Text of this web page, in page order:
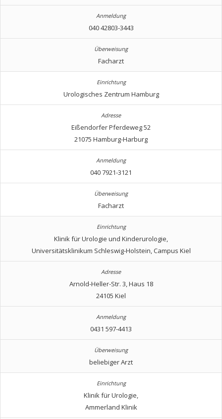
040 42803-3443
Facharzt
Urologisches Zentrum Hamburg
Eißendorfer Pferdeweg 52
21075 Hamburg-Harburg
040 7921-3121
Facharzt
Klinik für Urologie und Kinderurologie,
Universitätsklinikum Schleswig-Holstein, Campus Kiel
Arnold-Heller-Str. 3, Haus 18
24105 Kiel
0431 597-4413
beliebiger Arzt
Klinik für Urologie,
Ammerland Klinik